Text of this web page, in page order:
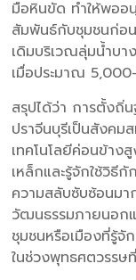
มือหินขัด ทำให้พออ
สัมพันธ์กับชุมชนก่อ
เดิมบริเวณลุ่มน้ำบา
เมื่อประมาณ
สรุปได้ว่า การตั้งถิ่
ปราจีนบุรีเป็นสังค
เทคโนโลยีค่อนข้าง
เหล็กและรู้จักใช้วิธี
ความสลับซับซ้อนม
วัฒนธรรมภายนอก
ชุมชนหรือเมืองที่รู้
ในช่วงพุทธศตวรรษ